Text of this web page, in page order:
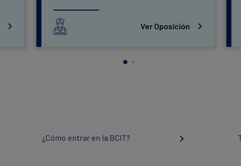
Ver Oposición
¿Cómo entrar en la BCIT?